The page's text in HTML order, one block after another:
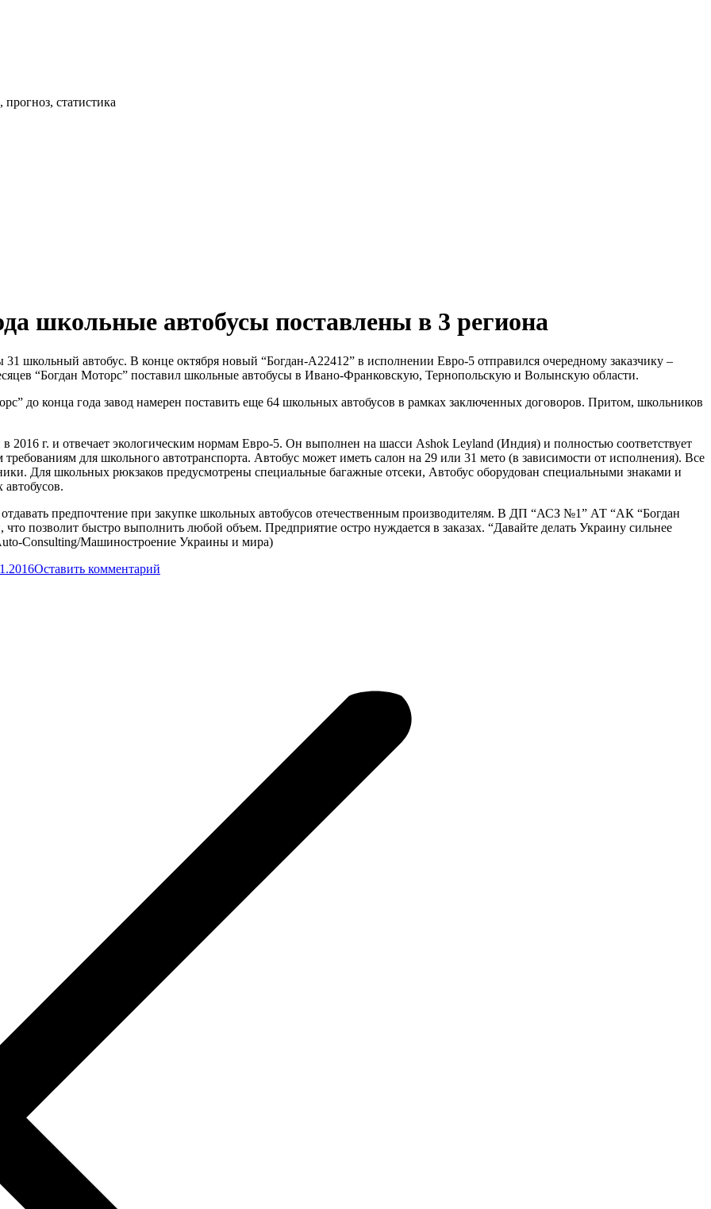
статистика
школьные автобусы поставлены в 3 региона
школьный автобус. В конце октября новый “Богдан-А22412” в исполнении Евро-5 отправился очередному заказчику –
“Богдан Моторс” поставил школьные автобусы в Ивано-Франковскую, Тернопольскую и Волынскую области.
до конца года завод намерен поставить еще 64 школьных автобусов в рамках заключенных договоров. Притом, школьников
2016 г. и отвечает экологическим нормам Евро-5. Он выполнен на шасси Ashok Leyland (Индия) и полностью соответствует
для школьного автотранспорта. Автобус может иметь салон на 29 или 31 мето (в зависимости от исполнения). Все
Для школьных рюкзаков предусмотрены специальные багажные отсеки, Автобус оборудован специальными знаками и
предпочтение при закупке школьных автобусов отечественным производителям. В ДП “АСЗ №1” АТ “АК “Богдан
позволит быстро выполнить любой объем. Предприятие остро нуждается в заказах. “Давайте делать Украину сильнее
Consulting/Машиностроение Украины и мира)
Оставить комментарий